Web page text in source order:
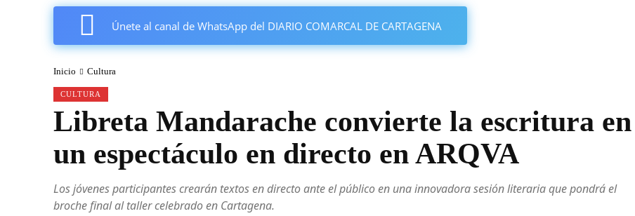
Únete al canal de WhatsApp del DIARIO COMARCAL DE CARTAGENA
Inicio Cultura
CULTURA
Libreta Mandarache convierte la escritura en
un espectáculo en directo en ARQVA
Los jóvenes participantes crearán textos en directo ante el público en una innovadora sesión literaria que pondrá el
broche final al taller celebrado en Cartagena.